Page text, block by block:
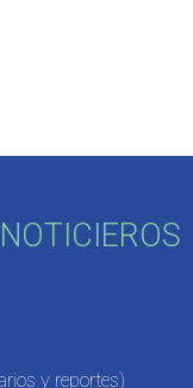
y reportes)